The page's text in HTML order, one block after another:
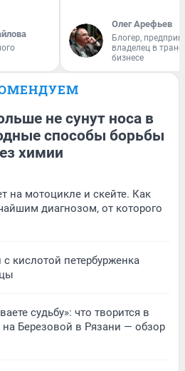
Олег Арефьев
Блогер,
владелец в
бизнесе
не сунут носа в
способы борьбы
химии
на мотоцикле и скейте. Как
диагнозом, от которого
кислотой петербурженка
судьбу»: что творится в
Березовой в Рязани — обзор